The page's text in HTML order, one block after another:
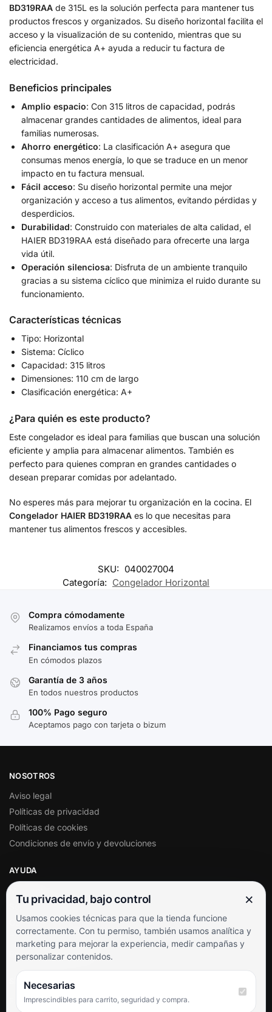
BD319RAA de 315L es la solución perfecta para mantener tus
productos frescos y organizados. Su diseño horizontal facilita el
acceso y la visualización de su contenido, mientras que su
eficiencia energética A+ ayuda a reducir tu factura de
electricidad.
Beneficios principales
Amplio espacio: Con 315 litros de capacidad, podrás
almacenar grandes cantidades de alimentos, ideal para
familias numerosas.
Ahorro energético: La clasificación A+ asegura que
consumas menos energía, lo que se traduce en un menor
impacto en tu factura mensual.
Fácil acceso: Su diseño horizontal permite una mejor
organización y acceso a tus alimentos, evitando pérdidas y
desperdicios.
Durabilidad: Construido con materiales de alta calidad, el
HAIER BD319RAA está diseñado para ofrecerte una larga
vida útil.
Operación silenciosa: Disfruta de un ambiente tranquilo
gracias a su sistema cíclico que minimiza el ruido durante su
funcionamiento.
Características técnicas
Tipo: Horizontal
Sistema: Cíclico
Capacidad: 315 litros
Dimensiones: 110 cm de largo
Clasificación energética: A+
¿Para quién es este producto?
Este congelador es ideal para familias que buscan una solución
eficiente y amplia para almacenar alimentos. También es
perfecto para quienes compran en grandes cantidades o
desean preparar comidas por adelantado.
No esperes más para mejorar tu organización en la cocina. El
Congelador HAIER BD319RAA es lo que necesitas para
mantener tus alimentos frescos y accesibles.
SKU: 040027004
Categoría: Congelador Horizontal
Compra cómodamente
Realizamos envíos a toda España
Financiamos tus compras
En cómodos plazos
Garantía de 3 años
En todos nuestros productos
100% Pago seguro
Aceptamos pago con tarjeta o bizum
NOSOTROS
Aviso legal
Políticas de privacidad
Políticas de cookies
Condiciones de envío y devoluciones
AYUDA
Soporte al cliente
Contacto
Términos y condiciones
Preguntas frecuentes
SÍGUENOS
Facebook
Tu privacidad, bajo control ×
Usamos cookies técnicas para que la tienda funcione
correctamente. Con tu permiso, también usamos analítica y
marketing para mejorar la experiencia, medir campañas y
personalizar contenidos.
Necesarias
Imprescindibles para carrito, seguridad y compra.